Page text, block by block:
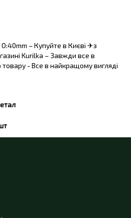
– Купуйте в Києві ✈з
Kurilka – Завжди все в
- Все в найкращому вигляді